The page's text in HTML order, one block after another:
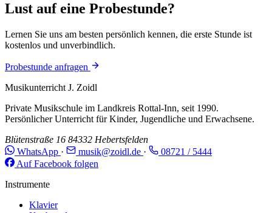
Lust auf eine Probestunde?
Lernen Sie uns am besten persönlich kennen, die erste Stunde ist
kostenlos und unverbindlich.
Probestunde anfragen
Musikunterricht J. Zoidl
Private Musikschule im Landkreis Rottal-Inn, seit 1990.
Persönlicher Unterricht für Kinder, Jugendliche und Erwachsene.
Blütenstraße 16 84332 Hebertsfelden
WhatsApp · musik@zoidl.de ·
08721 / 5444
Auf Facebook folgen
Instrumente
Klavier